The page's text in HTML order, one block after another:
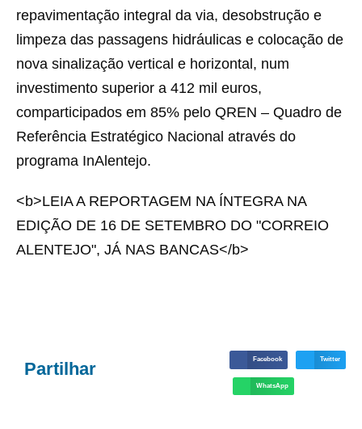
repavimentação integral da via, desobstrução e
limpeza das passagens hidráulicas e colocação de
nova sinalização vertical e horizontal, num
investimento superior a 412 mil euros,
comparticipados em 85% pelo QREN – Quadro de
Referência Estratégico Nacional através do
programa InAlentejo.
<b>LEIA A REPORTAGEM NA ÍNTEGRA NA
EDIÇÃO DE 16 DE SETEMBRO DO "CORREIO
ALENTEJO", JÁ NAS BANCAS</b>
Partilhar Facebook Twitter
WhatsApp